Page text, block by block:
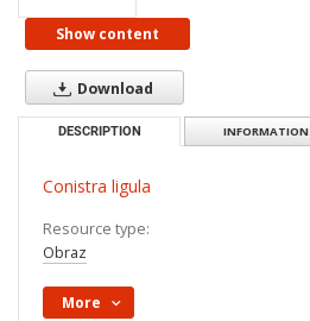
Show content
Download
DESCRIPTION INFORMATION
Conistra ligula
Resource type:
Obraz
More